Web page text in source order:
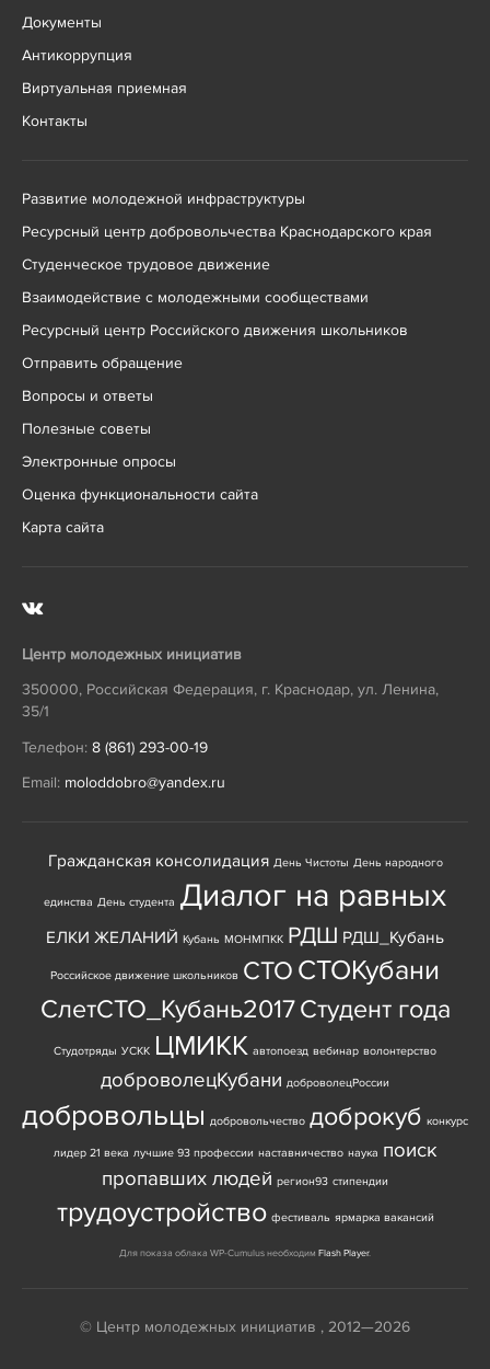
Документы
Антикоррупция
Виртуальная приемная
Контакты
Развитие молодежной инфраструктуры
Ресурсный центр добровольчества Краснодарского края
Студенческое трудовое движение
Взаимодействие с молодежными сообществами
Ресурсный центр Российского движения школьников
Отправить обращение
Вопросы и ответы
Полезные советы
Электронные опросы
Оценка функциональности сайта
Карта сайта
Центр молодежных инициатив
350000, Российская Федерация, г. Краснодар, ул. Ленина,
35/1
Телефон: 8 (861) 293-00-19
Email: moloddobro@yandex.ru
Гражданская консолидация День Чистоты День народного
единства День студента Диалог на равных
ЕЛКИ ЖЕЛАНИЙ Кубань МОНМПКК РДШ РДШ_Кубань
Российское движение школьников СТО СТОКубани
СлетСТО_Кубань2017Студент года
Студотряды УСКК ЦМИКК автопоезд вебинар волонтерство
доброволецКубани доброволецРоссии
добровольцы добровольчество доброкуб конкурс
лидер 21 века лучшие 93 профессии наставничество наука поиск
пропавших людей регион93 стипендии
трудоустройство фестиваль ярмарка вакансий
Для показа облака WP-Cumulus необходим Flash Player.
© Центр молодежных инициатив , 2012—2026